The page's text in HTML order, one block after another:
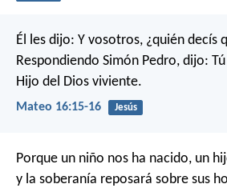
Él les dijo: Y vosotros, ¿quién decís
Respondiendo Simón Pedro, dijo:
Hijo del Dios viviente.
Mateo 16:15-16 Jesús
Porque un niño nos ha nacido, un
y la soberanía reposará sobre sus